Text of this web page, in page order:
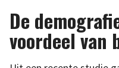
De
voordeel van